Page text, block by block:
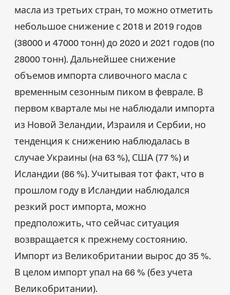
масла из третьих стран, то можно отметить
небольшое снижение с 2018 и 2019 годов
(38000 и 47000 тонн) до 2020 и 2021 годов (по
28000 тонн). Дальнейшее снижение
объемов импорта сливочного масла с
временным сезонным пиком в феврале. В
первом квартале мы не наблюдали импорта
из Новой Зеландии, Израиля и Сербии, но
тенденция к снижению наблюдалась в
случае Украины (на 63 %), США (77 %) и
Исландии (86 %). Учитывая тот факт, что в
прошлом году в Исландии наблюдался
резкий рост импорта, можно
предположить, что сейчас ситуация
возвращается к прежнему состоянию.
Импорт из Великобритании вырос до 35 %.
В целом импорт упал на 66 % (без учета
Великобритании).